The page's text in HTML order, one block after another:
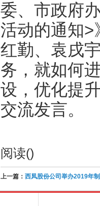
委、市政府
活动的通知>
红勤、袁戌
务，就如何
设，优化提
交流发言。
阅读()
上一篇： 西凤股份公司举办2019年